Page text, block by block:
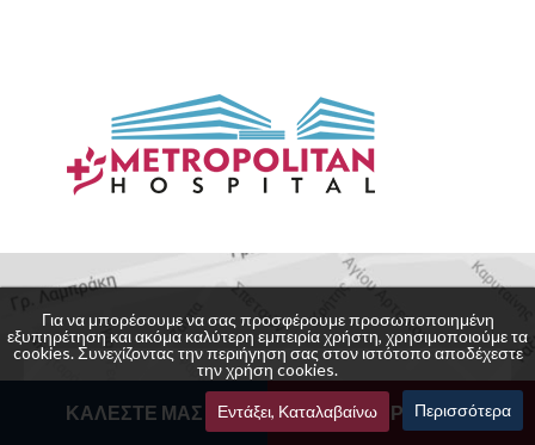
Επικοινωνία
ΚΑΛΕΣΤΕ ΜΑΣ ΚΛΕΙΣΤΕ ΡΑΝΤΕΒΟΥ
Για να μπορέσουμε να σας προσφέρουμε προσωποποιημένη
εξυπηρέτηση και ακόμα καλύτερη εμπειρία χρήστη, χρησιμοποιούμε τα
cookies. Συνεχίζοντας την περιήγηση σας στον ιστότοπο αποδέχεστε
την χρήση cookies.
Περισσότερα
Εντάξει, Καταλαβαίνω